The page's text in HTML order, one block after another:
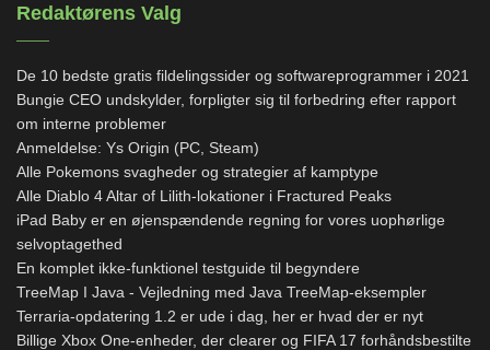
Redaktørens Valg
De 10 bedste gratis fildelingssider og softwareprogrammer i 2021
Bungie CEO undskylder, forpligter sig til forbedring efter rapport
om interne problemer
Anmeldelse: Ys Origin (PC, Steam)
Alle Pokemons svagheder og strategier af kamptype
Alle Diablo 4 Altar of Lilith-lokationer i Fractured Peaks
iPad Baby er en øjenspændende regning for vores uophørlige
selvoptagethed
En komplet ikke-funktionel testguide til begyndere
TreeMap I Java - Vejledning med Java TreeMap-eksempler
Terraria-opdatering 1.2 er ude i dag, her er hvad der er nyt
Billige Xbox One-enheder, der clearer og FIFA 17 forhåndsbestilte